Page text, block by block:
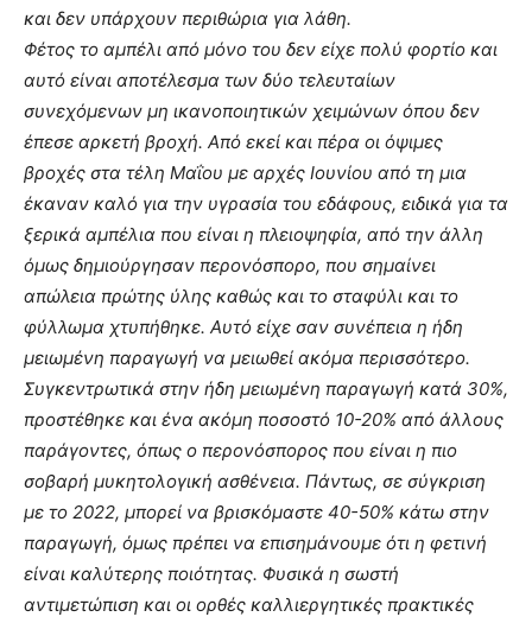
και δεν υπάρχουν περιθώρια για λάθη.
Φέτος το αμπέλι από μόνο του δεν είχε πολύ φορτίο και
αυτό είναι αποτέλεσμα των δύο τελευταίων
συνεχόμενων μη ικανοποιητικών χειμώνων όπου δεν
έπεσε αρκετή βροχή. Από εκεί και πέρα οι όψιμες
βροχές στα τέλη Μαΐου με αρχές Ιουνίου από τη μια
έκαναν καλό για την υγρασία του εδάφους, ειδικά για τα
ξερικά αμπέλια που είναι η πλειοψηφία, από την άλλη
όμως δημιούργησαν περονόσπορο, που σημαίνει
απώλεια πρώτης ύλης καθώς και το σταφύλι και το
φύλλωμα χτυπήθηκε. Αυτό είχε σαν συνέπεια η ήδη
μειωμένη παραγωγή να μειωθεί ακόμα περισσότερο.
Συγκεντρωτικά στην ήδη μειωμένη παραγωγή κατά 30%,
προστέθηκε και ένα ακόμη ποσοστό 10-20% από άλλους
παράγοντες, όπως ο περονόσπορος που είναι η πιο
σοβαρή μυκητολογική ασθένεια. Πάντως, σε σύγκριση
με το 2022, μπορεί να βρισκόμαστε 40-50% κάτω στην
παραγωγή, όμως πρέπει να επισημάνουμε ότι η φετινή
είναι καλύτερης ποιότητας. Φυσικά η σωστή
αντιμετώπιση και οι ορθές καλλιεργητικές πρακτικές